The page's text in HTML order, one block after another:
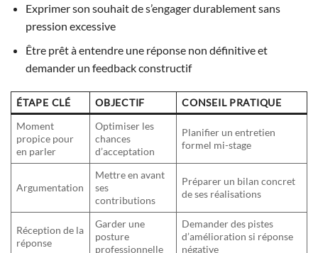
Exprimer son souhait de s’engager durablement sans
pression excessive
Être prêt à entendre une réponse non définitive et
demander un feedback constructif
ÉTAPE CLÉ OBJECTIF
CONSEIL PRATIQUE
Moment
propice pour
en parler
Optimiser les
chances
d’acceptation
Planifier un entretien
formel mi-stage
Argumentation
Mettre en avant
ses
contributions
Préparer un bilan concret
de ses réalisations
Réception de la
réponse
Garder une
posture
professionnelle
Demander des pistes
d’amélioration si réponse
négative